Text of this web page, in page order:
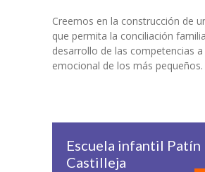
Creemos en la construcción de
que permita la conciliación
desarrollo de las competencias
emocional de los más pequeños.
Escuela infantil Patín
Castilleja